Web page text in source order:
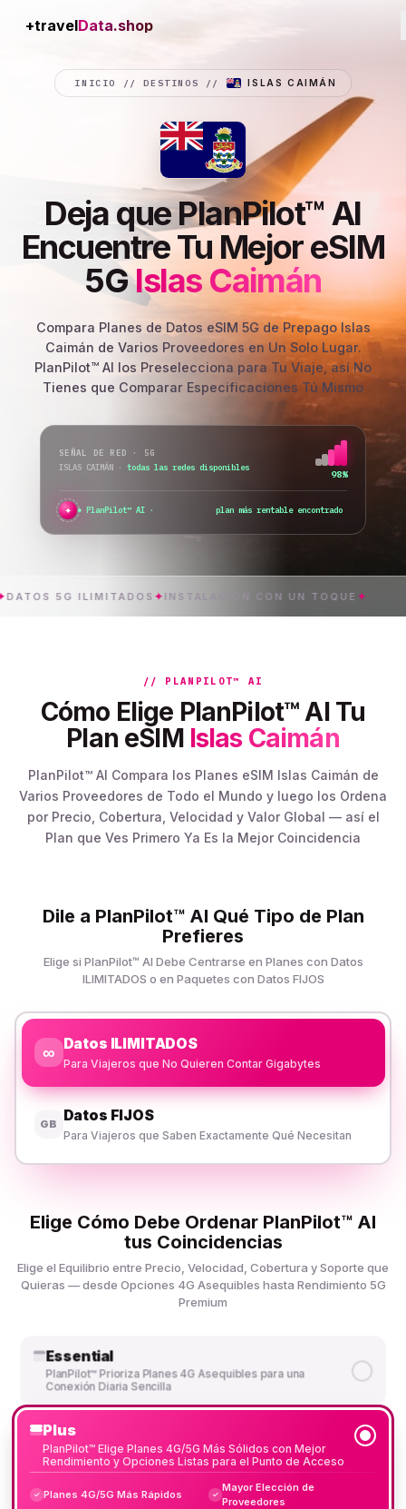
+travelConnection
INICIO //DESTINOS // ISLAS CAIMÁN
Deja que PlanPilot™ AI
Encuentre Tu Mejor eSIM
5GIslas Caimán
Compara Planes de Datos eSIM 5G de Prepago Islas
Caimán de Varios Proveedores en Un Solo Lugar.
PlanPilot™ AI los Preselecciona para Tu Viaje, así No
Tienes que Comparar Especificaciones Tú Mismo
SEÑAL DE RED · 5G
ISLAS CAIMÁN · todas las redes disponibles
98%
✦ PlanPilot™ AI · compru
5G ILIMITADOS✦INSTALACIÓN CON UN TOQUE✦
// PLANPILOT™ AI
Cómo Elige PlanPilot™ AI Tu
Plan eSIM Islas Caimán
PlanPilot™ AI Compara los Planes eSIM Islas Caimán de
Varios Proveedores de Todo el Mundo y luego los Ordena
por Precio, Cobertura, Velocidad y Valor Global — así el
Plan que Ves Primero Ya Es la Mejor Coincidencia
Dile a PlanPilot™ AI Qué Tipo de Plan
Prefieres
Elige si PlanPilot™ AI Debe Centrarse en Planes con Datos
ILIMITADOS o en Paquetes con Datos FIJOS
∞ Datos ILIMITADOS
Para Viajeros que No Quieren Contar Gigabytes
GB Datos FIJOS
Para Viajeros que Saben Exactamente Qué Necesitan
Elige Cómo Debe Ordenar PlanPilot™ AI
tus Coincidencias
Elige el Equilibrio entre Precio, Velocidad, Cobertura y Soporte que
Quieras — desde Opciones 4G Asequibles hasta Rendimiento 5G
Premium
Essential
PlanPilot™ Prioriza Planes 4G Asequibles para una
Conexión Diaria Sencilla
Plus
PlanPilot™ Elige Planes 4G/5G Más Sólidos con Mejor
Rendimiento y Opciones Listas para el Punto de Acceso
✓ Planes 4G/5G Más Rápidos ✓
Mayor Elección de
Proveedores